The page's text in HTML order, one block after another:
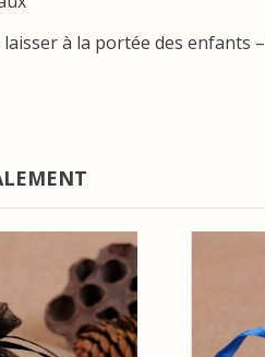
laisser à la portée des enfants